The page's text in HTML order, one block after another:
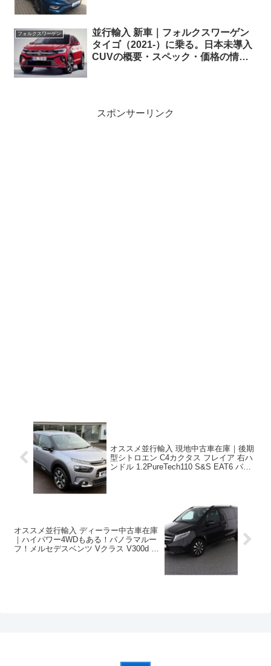
フォルクスワーゲン
並行輸入 新車｜フォルクスワーゲン
タイゴ（2021-）に乗る。日本未導入
CUVの概要・スペック・価格の情
スポンサーリンク
オススメ並行輸入 現地中古車在庫｜後期
型シトロエン C4カクタス フレイア 右ハ
ンドル 1.2PureTech110 S&S EAT6 パノ
オススメ並行輸入 ディーラー中古車在庫
｜ハイパワー4WDもある！パノラマルー
フ！メルセデスベンツ Vクラス V300d ス